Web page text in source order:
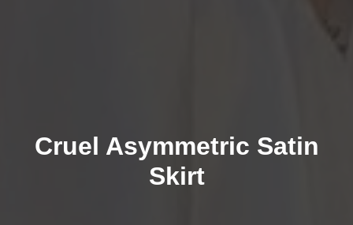
Cruel Asymmetric Satin
Skirt